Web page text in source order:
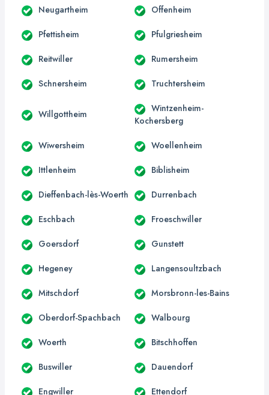
Neugartheim Offenheim
Pfettisheim Pfulgriesheim
Reitwiller Rumersheim
Schnersheim Truchtersheim
Willgottheim
Wintzenheim-
Kochersberg
Wiwersheim Woellenheim
Ittlenheim Biblisheim
Dieffenbach-lès-Woerth Durrenbach
Eschbach Froeschwiller
Goersdorf Gunstett
Hegeney Langensoultzbach
Mitschdorf Morsbronn-les-Bains
Oberdorf-Spachbach Walbourg
Woerth Bitschhoffen
Buswiller Dauendorf
Engwiller Ettendorf